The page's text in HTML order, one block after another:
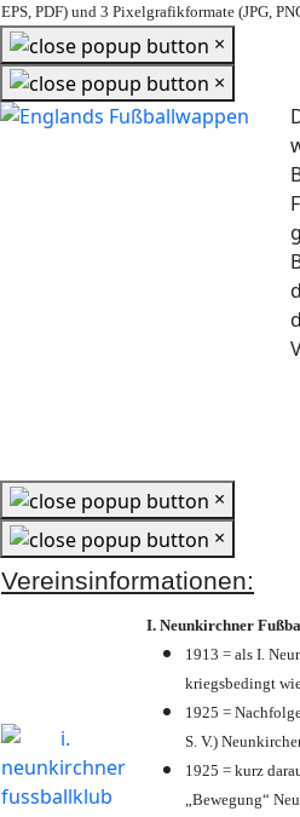
EPS, PDF) und 3 Pixelgrafikformate (JPG,
×
×
×
×
Vereinsinformationen:
I. Neunkirchner
1913 = als I.
kriegsbedingt
1925 =
S. V.)
1925 = kurz
„Bewegung“